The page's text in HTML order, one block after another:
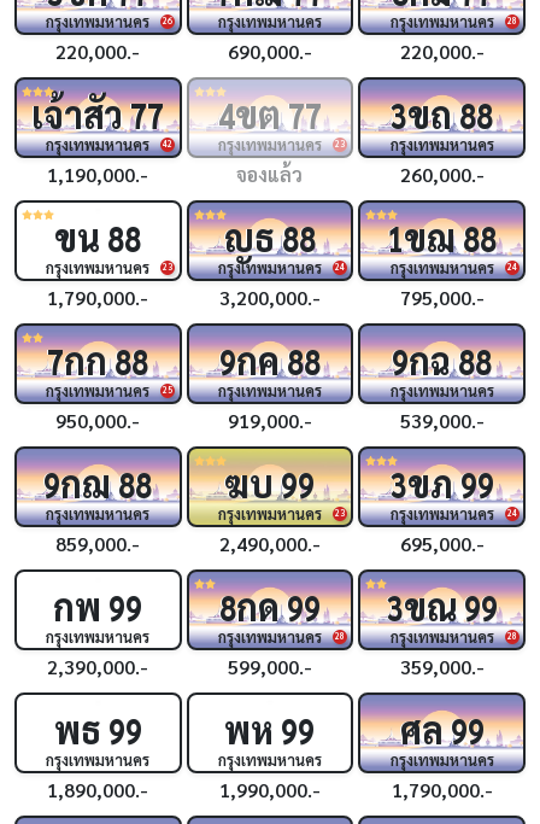
26
กรุงเทพมหานคร
220,000.-
กรุงเทพมหานคร
690,000.-
28
กรุงเทพมหานคร
220,000.-
42
เจ้าสัว77
กรุงเทพมหานคร
1,190,000.-
23
4ขต77
กรุงเทพมหานคร
จองแล้ว
3ขถ88
กรุงเทพมหานคร
260,000.-
23
ขน 88
กรุงเทพมหานคร
1,790,000.-
24
ญธ88
กรุงเทพมหานคร
3,200,000.-
24
1ขฌ88
กรุงเทพมหานคร
795,000.-
25
7กก88
กรุงเทพมหานคร
950,000.-
9กค88
กรุงเทพมหานคร
919,000.-
9กฉ88
กรุงเทพมหานคร
539,000.-
9กฌ88
กรุงเทพมหานคร
859,000.-
23
ฆบ99
กรุงเทพมหานคร
2,490,000.-
24
3ขภ99
กรุงเทพมหานคร
695,000.-
กพ 99
กรุงเทพมหานคร
2,390,000.-
28
8กด99
กรุงเทพมหานคร
599,000.-
28
3ขณ99
กรุงเทพมหานคร
359,000.-
พธ 99
กรุงเทพมหานคร
1,890,000.-
พห 99
กรุงเทพมหานคร
1,990,000.-
ศล99
กรุงเทพมหานคร
1,790,000.-